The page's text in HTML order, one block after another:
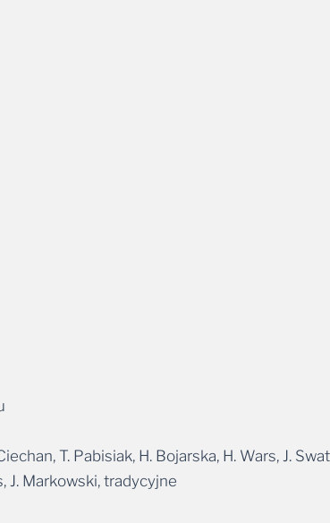
T. Pabisiak, H. Bojarska, H. Wars, J.
J. Markowski, tradycyjne